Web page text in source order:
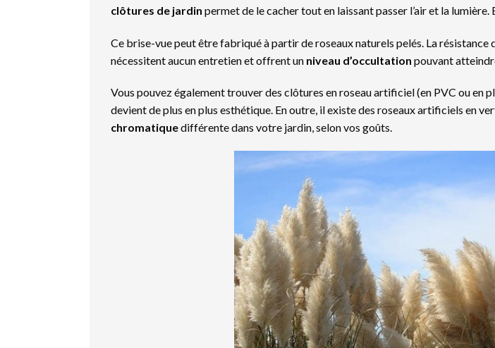
clôtures de jardin permet de le cacher tout en laissant passer l’air et la
Ce brise-vue peut être fabriqué à partir de roseaux naturels pelés. La résistance
nécessitent aucun entretien et offrent un niveau d’occultation pouvant
Vous pouvez également trouver des clôtures en roseau artificiel (en PVC ou en
devient de plus en plus esthétique. En outre, il existe des roseaux artificiels en
chromatiquedifférente dans votre jardin, selon vos goûts.